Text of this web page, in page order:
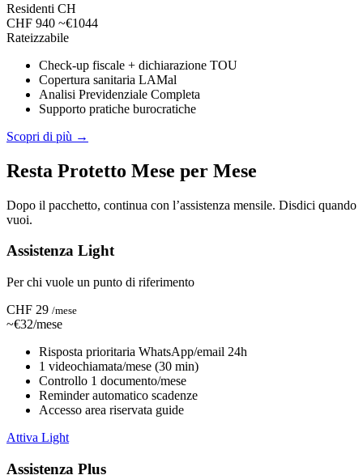
Residenti CH
CHF 940 ~€1044
Rateizzabile
Check-up fiscale + dichiarazione TOU
Copertura sanitaria LAMal
Analisi Previdenziale Completa
Supporto pratiche burocratiche
Scopri di più →
Resta Protetto Mese per Mese
Dopo il pacchetto, continua con l’assistenza mensile. Disdici quando
vuoi.
Assistenza Light
Per chi vuole un punto di riferimento
CHF 29 /mese
~€32/mese
Risposta prioritaria WhatsApp/email 24h
1 videochiamata/mese (30 min)
Controllo 1 documento/mese
Reminder automatico scadenze
Accesso area riservata guide
Attiva Light
Assistenza Plus